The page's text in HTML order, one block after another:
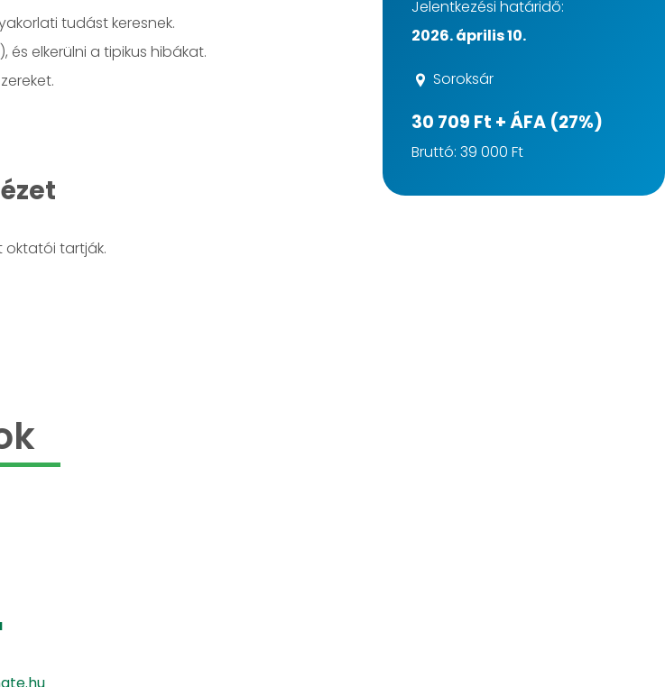
tudást keresnek.
elkerülni a tipikus hibákat.
oktatói tartják.
Jelentkezési határidő:
2026. április 10.
Soroksár
30 709 Ft + ÁFA (27%)
Bruttó: 39 000 Ft